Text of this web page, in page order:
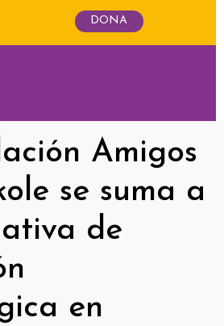
DONA
Amigos
se suma a
de
en